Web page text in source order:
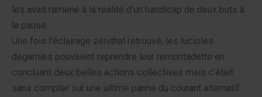
les avait ramené à la réalité d’un handicap de deux buts à
la pause.
Une fois l’éclairage zénithal retrouvé, les lucioles
dégarnies pouvaient reprendre leur remontadette en
concluant deux belles actions collectives mais c’était
sans compter sur une ultime panne du courant alternatif